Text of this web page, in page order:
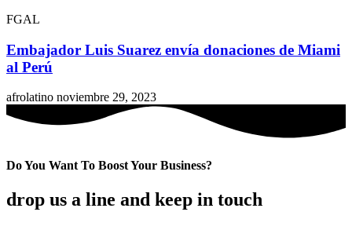
FGAL
Embajador Luis Suarez envía donaciones de Miami
al Perú
afrolatino noviembre 29, 2023
Do You Want To Boost Your Business?
drop us a line and keep in touch